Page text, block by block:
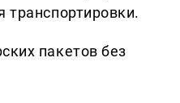
пакетов без